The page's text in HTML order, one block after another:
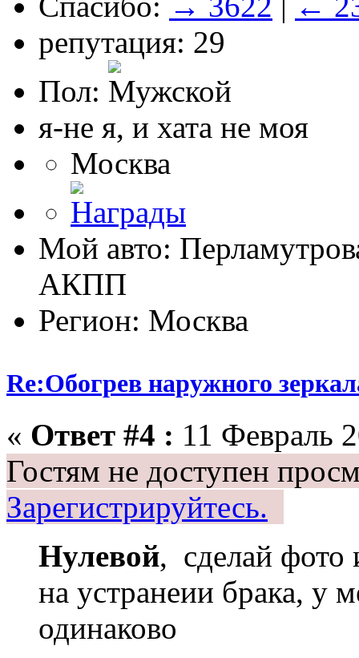
репутация: 29
Пол:
я-не я, и хата не моя
Москва
Мой авто:
АКПП
Регион: Москва
Re:Обогрев наружного
« Ответ #4 : 11 Февраль
Гостям не доступен
Зарегистрируйтесь.
Нулевой, сделай фото
на устранеии брака, у
одинаково